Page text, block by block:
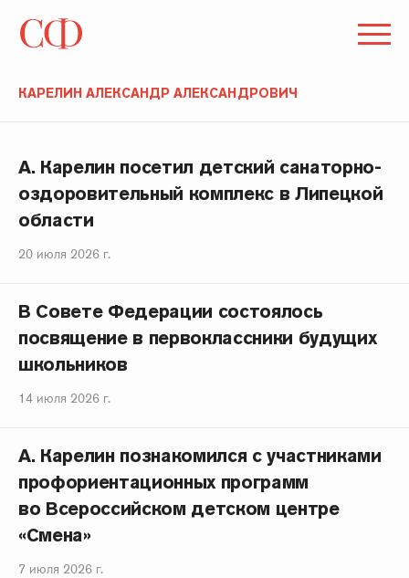
КАРЕЛИН АЛЕКСАНДР АЛЕКСАНДРОВИЧ
А. Карелин посетил детский санаторно-
оздоровительный комплекс в Липецкой
области
20 июля 2026 г.
В Совете Федерации состоялось
посвящение в первоклассники будущих
школьников
14 июля 2026 г.
А. Карелин познакомился с участниками
профориентационных программ
во Всероссийском детском центре
«Смена»
7 июля 2026 г.